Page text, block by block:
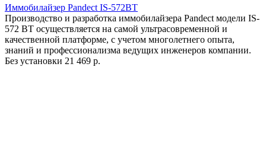
Иммобилайзер Pandect IS-572BT
Производство и разработка иммобилайзера Pandect модели IS-
572 BT осуществляется на самой ультрасовременной и
качественной платформе, с учетом многолетнего опыта,
знаний и профессионализма ведущих инженеров компании.
Без установки 21 469 р.